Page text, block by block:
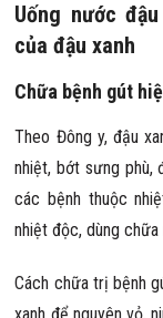
Uống nước
của đậu xanh
Chữa bệnh gút
Theo Đông y, đậu
nhiệt, bớt sưng phù,
các bệnh thuộc
nhiệt độc, dùng
Cách chữa trị bệnh